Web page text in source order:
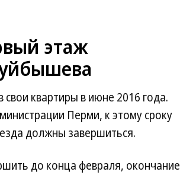
этаж
квартиры в июне 2016 года.
Перми, к этому сроку
должны завершиться.
до конца февраля, окончание